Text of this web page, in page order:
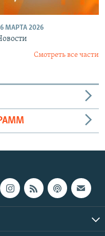
МАРТА 2026
Смотреть все части